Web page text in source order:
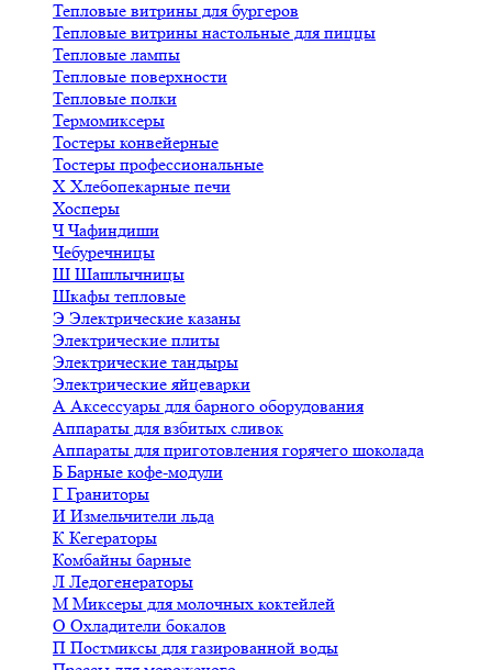
Тепловые витрины для бургеров
Тепловые витрины настольные для пиццы
Тепловые лампы
Тепловые поверхности
Тепловые полки
Термомиксеры
Тостеры конвейерные
Тостеры профессиональные
Х Хлебопекарные печи
Хосперы
ЧЧафиндиши
Чебуречницы
Ш Шашлычницы
Шкафы тепловые
Э Электрические казаны
Электрические плиты
Электрические тандыры
Электрические яйцеварки
А Аксессуары для барного оборудования
Аппараты для взбитых сливок
Аппараты для приготовления горячего шоколада
Б Барные кофе-модули
Г Граниторы
И Измельчители льда
К Кегераторы
Комбайны барные
Л Ледогенераторы
М Миксеры для молочных коктейлей
О Охладители бокалов
П Постмиксы для газированной воды